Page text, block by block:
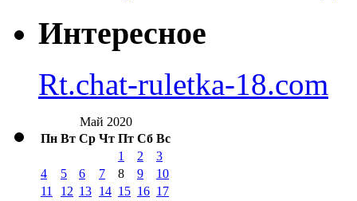
Интересное
Rt.chat-ruletka-18.com
Май 2020
Пн Вт Ср Чт Пт Сб Вс
1 2
3
4
5 6 7 8 9
10
11
12 13 14 15 16 17